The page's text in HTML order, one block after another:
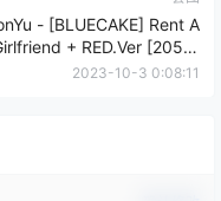
- [BLUECAKE] Rent A
+ RED.Ver [205P-
1.37GB]
2023-10-3 0:08:11